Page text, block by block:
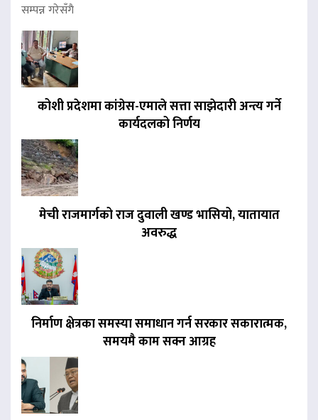
सम्पन्न गरेसँगै
कोशी प्रदेशमा कांग्रेस-एमाले सत्ता साझेदारी अन्त्य गर्ने
कार्यदलको निर्णय
मेची राजमार्गको राज दुवाली खण्ड भासियो, यातायात
अवरुद्ध
निर्माण क्षेत्रका समस्या समाधान गर्न सरकार सकारात्मक,
समयमै काम सक्न आग्रह